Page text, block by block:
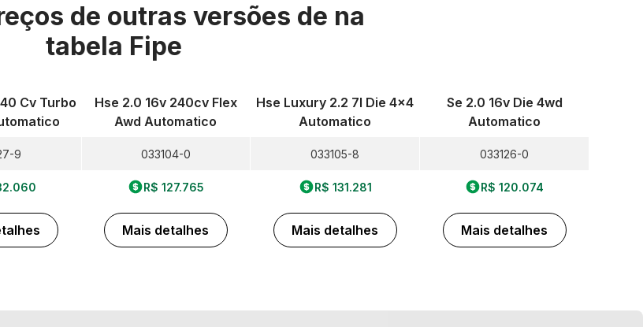
de outras versões de na
tabela Fipe
Cv Turbo
9
Hse 2.0 16v 240cv Flex
Awd Automatico
033104-0
R$ 127.765
Mais detalhes
Hse Luxury 2.2 7l Die 4x4
Automatico
033105-8
R$ 131.281
Mais detalhes
Se 2.0 16v Die 4wd
Automatico
033126-0
R$ 120.074
Mais detalhes